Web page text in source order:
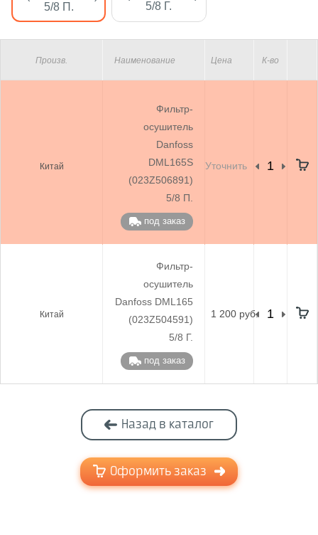
Произв. Наименование Цена К-во
Китай
Фильтр-
осушитель
Danfoss
DML165S
(023Z506891)
5/8 П.
под заказ
Уточнить
Китай
Фильтр-
осушитель
Danfoss DML165
(023Z504591)
5/8 Г.
под заказ
1 200 руб.
Назад в каталог
Оформить заказ